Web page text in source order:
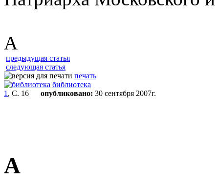
А
предыдущая статья
следующая статья
печать
библиотека
1 , С. 16 опубликовано: 30 сентября 2007г.
А